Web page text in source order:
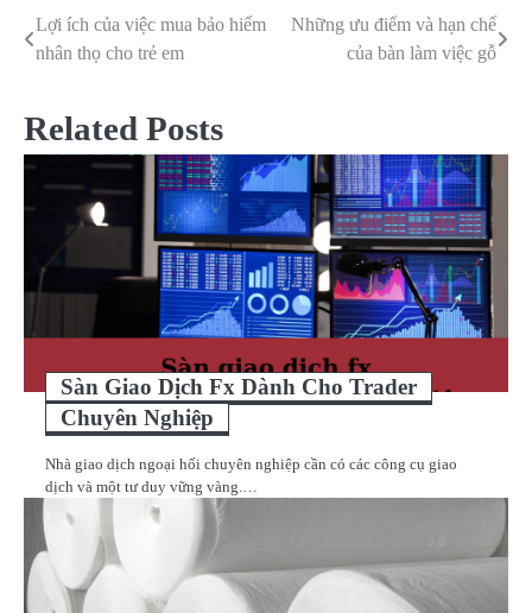
Điều
bài
viết
Lợi ích của việc mua bảo hiểm
nhân thọ cho trẻ em
Những ưu điểm và hạn chế
của bàn làm việc gỗ
Related Posts
Sàn Giao Dịch Fx Dành Cho Trader
Chuyên Nghiệp
Nhà giao dịch ngoại hối chuyên nghiệp cần có các công cụ giao
dịch và một tư duy vững vàng.…